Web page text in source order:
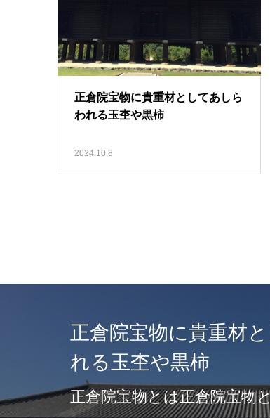
正倉院宝物に貴重材としてあしら
われる玉杢や黒柿
2024.10.8
正倉院宝物に貴重材
れる玉杢や黒柿
正倉院宝物とは正倉院宝物